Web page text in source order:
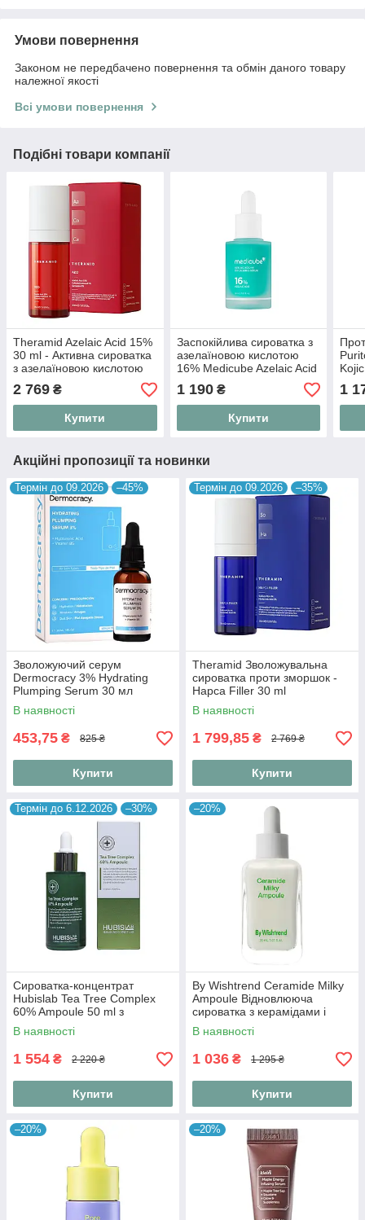
Умови повернення
Законом не передбачено повернення та обмін даного товару
належної якості
Всі умови повернення
Подібні товари компанії
Theramid Azelaic Acid 15%
30 ml - Активна сироватка
з азелаїновою кислотою
2 769 ₴
Купити
Заспокійлива сироватка з
азелаїновою кислотою
16% Medicube Azelaic Acid
16 BB Calming Serum 30
мл
1 190₴
Купити
з
та
1
Акційні пропозиції та новинки
Термін до 09.2026 –45%
Зволожуючий серум
Dermocracy 3% Hydrating
Plumping Serum 30 мл
В наявності
453,75 ₴ 825 ₴
Купити
Термін до 09.2026 –35%
Theramid Зволожувальна
сироватка проти зморшок -
Hapca Filler 30 ml
В наявності
1 799,85 ₴ 2 769 ₴
Купити
Термін до 6.12.2026 –30%
Сироватка-концентрат
Hubislab Tea Tree Complex
60% Ampoule 50 ml з
екстрактом чайного дерева
60%
В наявності
1 554 ₴ 2 220 ₴
Купити
–20%
By Wishtrend Ceramide Milky
Ampoule Відновлююча
сироватка з керамідами і
центелою, 30 мл
В наявності
1 036 ₴ 1 295 ₴
Купити
–20% –20%